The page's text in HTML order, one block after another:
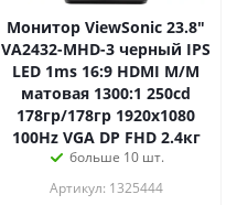
Монитор ViewSonic 23.8"
VA2432-MHD-3 черный IPS
LED 1ms 16:9 HDMI M/M
матовая 1300:1 250cd
178гр/178гр 1920x1080
100Hz VGA DP FHD 2.4кг
больше 10 шт.
Артикул: 1325444